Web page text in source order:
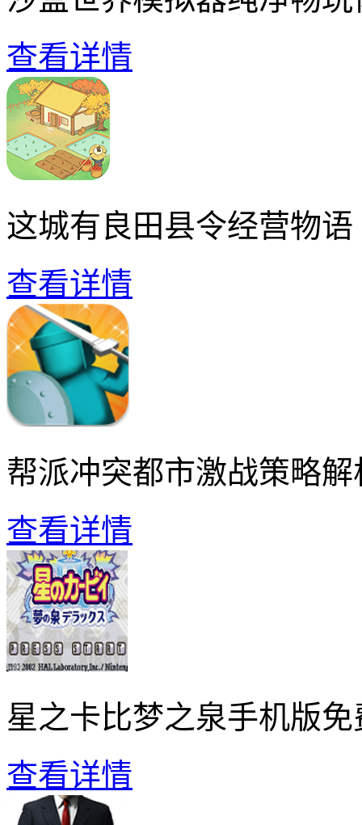
查看详情
这城有良田县令经营物语
查看详情
帮派冲突都市激战策略解
查看详情
星之卡比梦之泉手机版免
查看详情